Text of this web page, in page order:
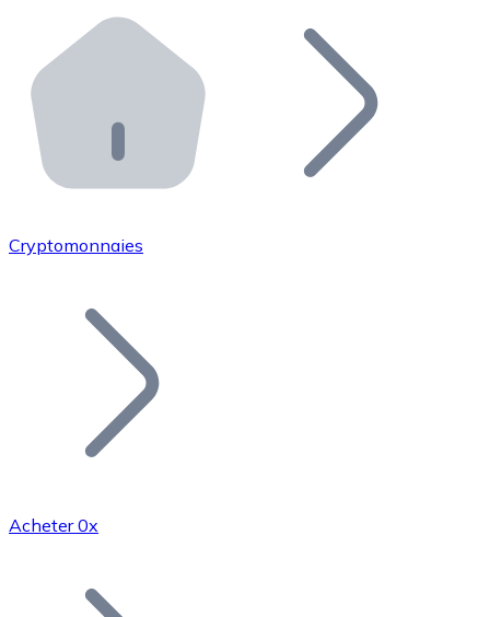
Distributeurs automatiques Bitnovo
Intégrez un ATM Bitnovo dans votre entreprise et
API Bitnovo
Intégrez notre API dans votre écosystème.
Rejoignez notre réseau de distributeurs et
Ajoutez le token de votre projet à notre service
Bitcoin
Cryptomonnaies
Acheter 0x